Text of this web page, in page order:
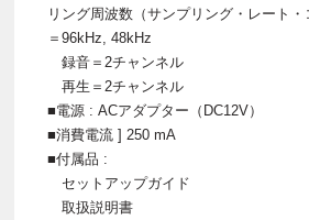
リング周波数（サンプリング・レート・
＝96kHz, 48kHz
録音＝2チャンネル
再生＝2チャンネル
■電源 : ACアダプター（DC12V）
■消費電流 ] 250 mA
■付属品 :
セットアップガイド
取扱説明書